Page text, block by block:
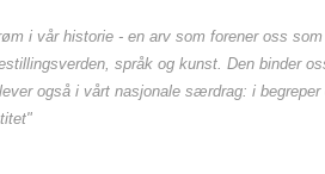
i vår historie - en arv som forener oss
språk og kunst. Den binder
også i vårt nasjonale særdrag: i begreper